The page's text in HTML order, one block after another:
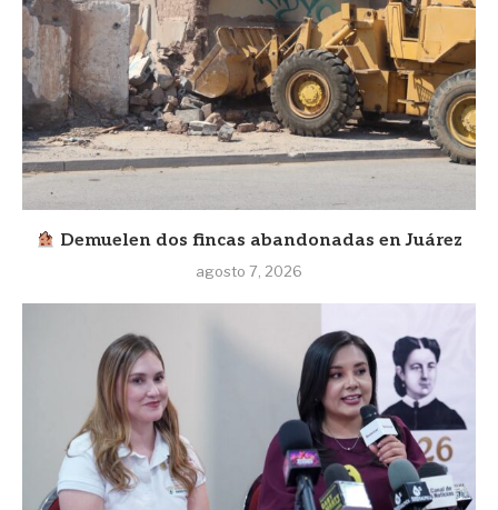
Demuelen dos fincas abandonadas en Juárez
agosto 7, 2026